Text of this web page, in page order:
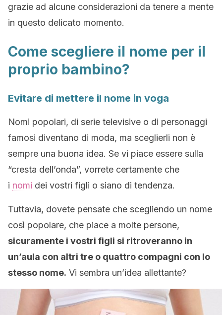
grazie ad alcune considerazioni da tenere a mente
in questo delicato momento.
Come scegliere il nome per il
proprio bambino?
Evitare di mettere il nome in voga
Nomi popolari, di serie televisive o di personaggi
famosi diventano di moda, ma sceglierli non è
sempre una buona idea. Se vi piace essere sulla
“cresta dell’onda”, vorrete certamente che
i nomi dei vostri figli o siano di tendenza.
Tuttavia, dovete pensate che scegliendo un nome
così popolare, che piace a molte persone,
sicuramente i vostri figli si ritroveranno in
un’aula con altri tre o quattro compagni con lo
stesso nome. Vi sembra un’idea allettante?